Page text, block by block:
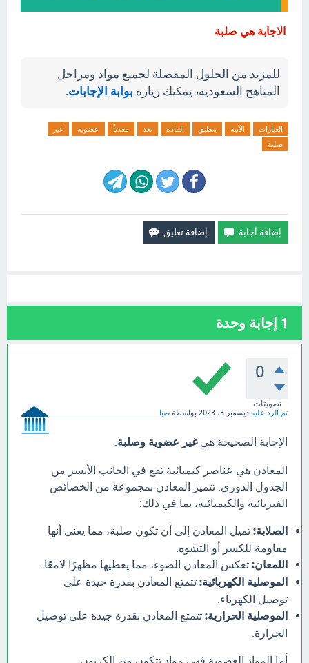
الاجابة هي صلبة
للمزيد من الحلول المفصلة لجميع مواد ومراحل
المناهج السعودية، يمكنك زيارة بوابة الإجابات.
العبارات الآتية ينطبق المادة تعد معدناً عضوية
غير
صلبة
1 إجابة وحدة
0
تصويتات
تم الرد عليه ديسمبر 3، 2023 بواسطة صبا
الإجابة الصحيحة هيغير عضوية وصلبة
المعادن هي عناصر كيميائية تقع في الجانب الأيسر من
الجدول الدوري. تتميز المعادن بمجموعة من الخصائص
الفيزيائية والكيميائية، بما في ذلك:
الصلابة: تميل المعادن إلى أن تكون صلبة، مما يعني أنها
مقاومة للكسر أو التشوه.
اللمعان: تعكس المعادن الضوء، مما يعطيها مظهرًا لامعًا.
الموصلية الكهربائية: تتمتع المعادن بقدرة جيدة على
توصيل الكهرباء.
الموصلية الحرارية: تتمتع المعادن بقدرة جيدة على توصيل
الحرارة.
أما المواد العضوية فهي مواد تتكون من الكربون